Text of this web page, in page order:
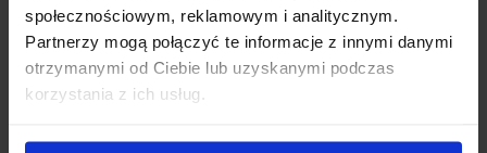
społecznościowym, reklamowym i analitycznym.
Partnerzy mogą połączyć te informacje z innymi danymi
otrzymanymi od Ciebie lub uzyskanymi podczas
korzystania z ich usług.